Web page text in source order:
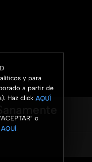
y para
a partir de
Haz click AQUÍ
o
AQUÍ.